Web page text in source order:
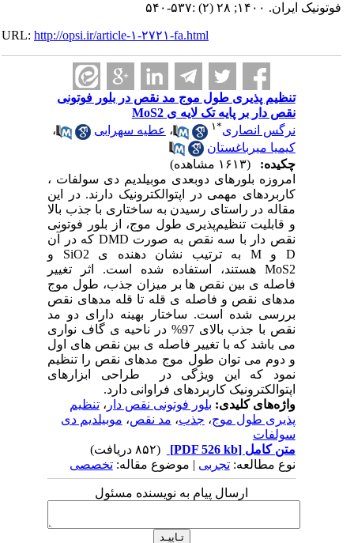
فوتونیک ایران. ۱۴۰۰; ۲۸ (۲) :۵۳۷-۵۴۰
URL:http://opsi.ir/article-۱-۲۷۲۱-fa.html
تنظیم پذیری طول موج مد نقص در بلور فوتونی
نقص‌ دار بر پایه تک لایه‌ ی MoS2
نرگس انصاری* ۱ ،عطیه سهرابی
،
کیمیا میرباغستان
چکیده:
امروزه بلورهای دوبعدی موبیلدیم دی سولفات ،
کاربردهای مهمی در اپتوالکترونیک دارند. در این
مقاله در راستای رسیدن به ساختاری با جذب بالا
و قابلیت تنظیم‌پذیری طول موج، از بلور فوتونی
نقص دار با سه نقص به صورت DMD که در آن
D و M به ترتیب نشان‏ دهنده‏ ی SiO2 و
MoS2 هستند، استفاده شده است. اثر تغییر
فاصله‏ ی بین نقص ‏ها بر میزان جذب، طول موج
مدهای نقص و فاصله‏ ی قله تا قله مدهای نقص
بررسی شده‏ است. ساختار بهینه دارای دو مد
نقص با جذب بالای 97% در ناحیه ‏ی گاف نواری
می ‏باشد که با تغییر فاصله‏ ی بین نقص‏ های اول
و دوم می‏ توان طول موج مدهای نقص را تنظیم
نمود که این ویژگی در طراحی ابزارهای
اپتوالکترونیک کاربردهای فراوانی دارد.
واژه‌های کلیدی:بلور فوتونی نقص‌ دار ، تنظیم
پذیری طول ‌موج،جذب،مد نقص،موبیلدیم دی
سولفات
متن کامل[PDF 526 kb]
نوع مطالعه:تجربی| موضوع مقاله:تخصصی
ارسال پیام به نویسنده مسئول